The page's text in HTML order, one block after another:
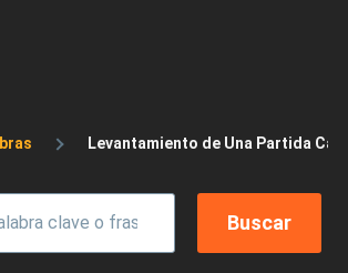
enlaces de ayuda a la
Levantamiento de Una Partida